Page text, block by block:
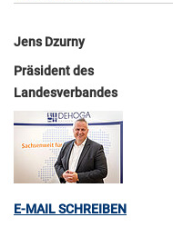
Jens Dzurny
Präsident des
Landesverbandes
E-MAIL SCHREIBEN